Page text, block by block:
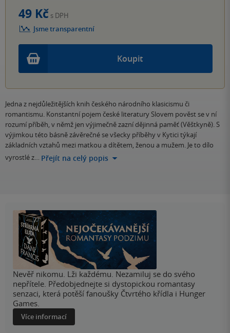
Koupit
49 Kč s DPH
Jsme transparentní
Jedna z nejdůležitějších knih českého národního klasicismu či
romantismu. Konstantní pojem české literatury Slovem pověst se v ní
rozumí příběh, v němž jen výjimečně zazní dějinná paměť (Věštkyně). S
výjimkou této básně závěrečné se všecky příběhy v Kytici týkají
základních vztahů mezi matkou a dítětem, ženou a mužem. Je to dílo
vyrostlé z… Přejít na celý popis
Nevěř nikomu. Lži každému. Nezamiluj se do svého
nepřítele. Předobjednejte si dystopickou romantasy
senzaci, která potěší fanoušky Čtvrtého křídla i Hunger
Games.
Více informací